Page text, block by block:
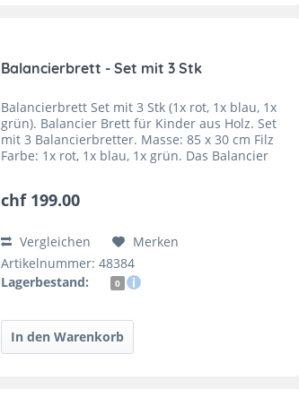
Balancierbrett - Set mit 3 Stk
Balancierbrett Set mit 3 Stk (1x rot, 1x blau, 1x
grün). Balancier Brett für Kinder aus Holz. Set
mit 3 Balancierbretter. Masse: 85 x 30 cm Filz
Farbe: 1x rot, 1x blau, 1x grün. Das Balancier
chf 199.00
Vergleichen
Merken
Artikelnummer: 48384
Lagerbestand:
0